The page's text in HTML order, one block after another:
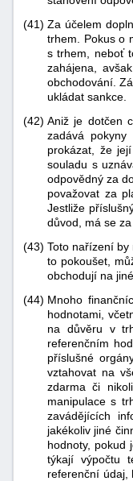
(41) Za účelem
trhem. Pokus o
s trhem, neboť
zahájena,
obchodování.
ukládat sankce.
(42) Aniž je dotčen
zadává
prokázat, že
souladu s
odpovědný za
považovat za
Jestliže
důvod, má se
(43) Toto nařízení by
to pokoušet,
obchodují na
(44) Mnoho
hodnotami,
na důvěru v
referenčním
příslušné
vztahovat na
zdarma či
manipulace s
zavádějících
jakékoliv jiné
hodnoty, pokud
týkají výpočtu
referenční údaj,